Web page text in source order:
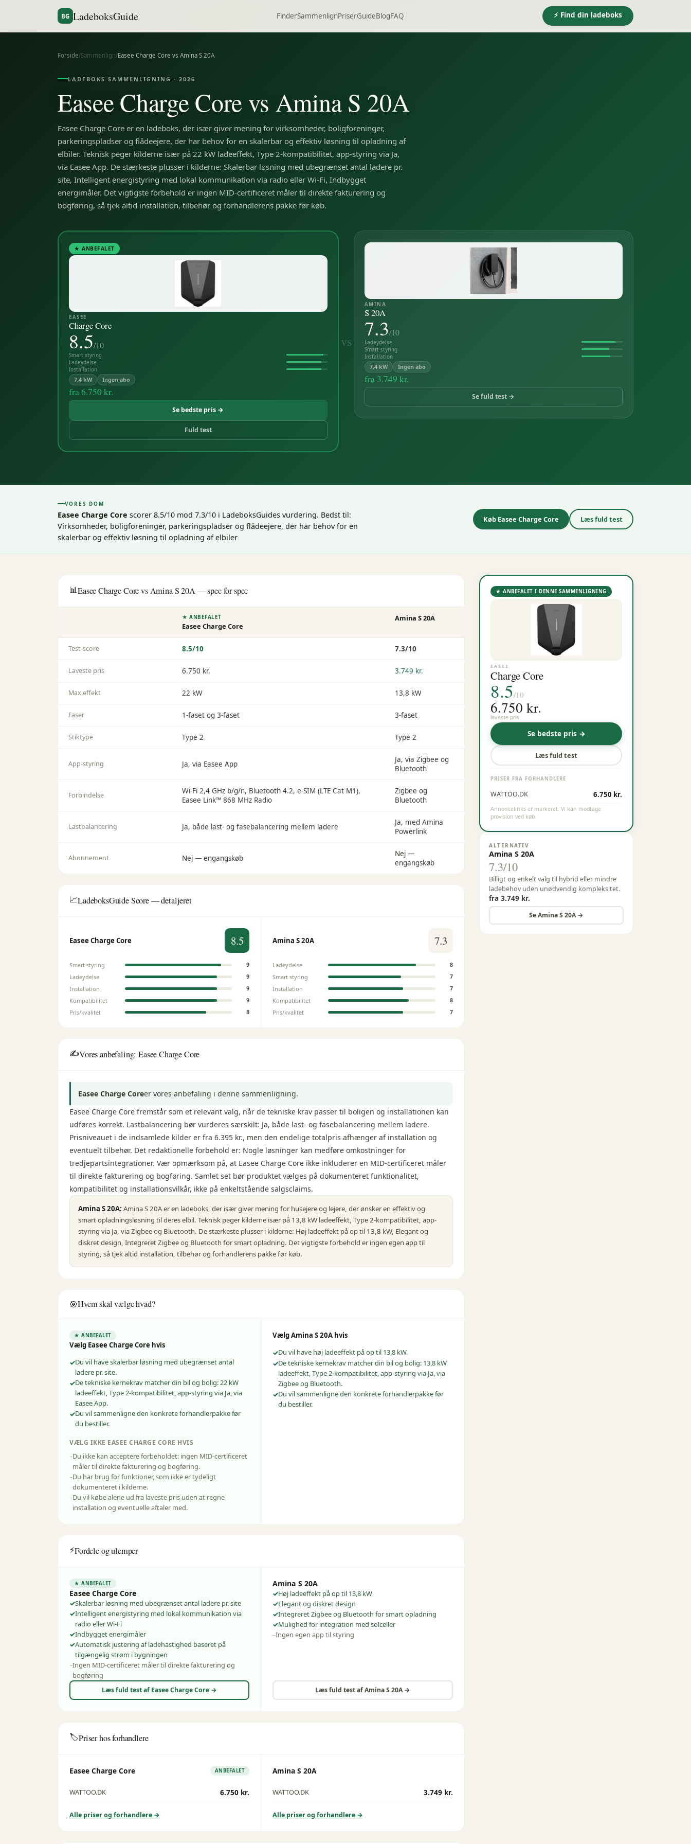
BG LadeboksGuide FinderSammenlignPriserGuideBlogFAQ ⚡ Find din ladeboks
Forside/Sammenlign/Easee Charge Core vs Amina S 20A
LADEBOKS SAMMENLIGNING · 2026
Easee Charge Corevs Amina S 20A
Easee Charge Core er en ladeboks, der især giver mening for virksomheder, boligforeninger,
parkeringspladser og flådeejere, der har behov for en skalerbar og effektiv løsning til opladning af
elbiler. Teknisk peger kilderne især på 22 kW ladeeffekt, Type 2-kompatibilitet, app-styring via Ja,
via Easee App. De stærkeste plusser i kilderne: Skalerbar løsning med ubegrænset antal ladere pr.
site, Intelligent energistyring med lokal kommunikation via radio eller Wi-Fi, Indbygget
energimåler. Det vigtigste forbehold er ingen MID-certificeret måler til direkte fakturering og
bogføring, så tjek altid installation, tilbehør og forhandlerens pakke før køb.
★ ANBEFALET
EASEE
Charge Core
8.5/10
Smart styring
Ladeydelse
Installation
7,4 kW
Ingen abo
fra 6.750 kr.
Se bedste pris →
Fuld test
vs
AMINA
S 20A
7.3/10
Ladeydelse
Smart styring
Installation
7,4 kW
Ingen abo
fra 3.749 kr.
Se fuld test →
VORES DOM
Easee Charge Core scorer 8.5/10 mod 7.3/10 i LadeboksGuides vurdering. Bedst til:
Virksomheder, boligforeninger, parkeringspladser og flådeejere, der har behov for en
skalerbar og effektiv løsning til opladning af elbiler
Køb Easee Charge Core Læs fuld test
📊Easee Charge CorevsAmina S 20A— spec for spec
★ ANBEFALET
Easee Charge Core
Amina S 20A
Test-score 8.5/10 7.3/10
Laveste pris 6.750 kr. 3.749 kr.
Max effekt 22 kW 13,8 kW
Faser 1-faset og 3-faset 3-faset
Stiktype Type 2 Type 2
App-styring Ja, via Easee App
Ja, via Zigbee og
Bluetooth
Forbindelse
Wi-Fi 2,4 GHz b/g/n, Bluetooth 4.2, e-SIM (LTE Cat M1),
Easee Link™ 868 MHz Radio
Zigbee og
Bluetooth
Lastbalancering Ja, både last- og fasebalancering mellem ladere
Ja, med Amina
Powerlink
Abonnement Nej — engangskøb
Nej —
engangskøb
📈LadeboksGuide Score — detaljeret
Easee Charge Core 8.5
Smart styring 9
Ladeydelse 9
Installation 9
Kompatibilitet 9
Pris/kvalitet 8
Amina S 20A 7.3
Ladeydelse 8
Smart styring 7
Installation 7
Kompatibilitet 8
Pris/kvalitet 7
✍️Vores anbefaling: Easee Charge Core
Easee Charge Coreer vores anbefaling i denne sammenligning.
Easee Charge Core fremstår som et relevant valg, når de tekniske krav passer til boligen og installationen kan
udføres korrekt. Lastbalancering bør vurderes særskilt: Ja, både last- og fasebalancering mellem ladere.
Prisniveauet i de indsamlede kilder er fra 6.395 kr., men den endelige totalpris afhænger af installation og
eventuelt tilbehør. Det redaktionelle forbehold er: Nogle løsninger kan medføre omkostninger for
tredjepartsintegrationer. Vær opmærksom på, at Easee Charge Core ikke inkluderer en MID-certificeret måler
til direkte fakturering og bogføring. Samlet set bør produktet vælges på dokumenteret funktionalitet,
kompatibilitet og installationsvilkår, ikke på enkeltstående salgsclaims.
Amina S 20A: Amina S 20A er en ladeboks, der især giver mening for husejere og lejere, der ønsker en effektiv og
smart opladningsløsning til deres elbil. Teknisk peger kilderne især på 13,8 kW ladeeffekt, Type 2-kompatibilitet, app-
styring via Ja, via Zigbee og Bluetooth. De stærkeste plusser i kilderne: Høj ladeeffekt på op til 13,8 kW, Elegant og
diskret design, Integreret Zigbee og Bluetooth for smart opladning. Det vigtigste forbehold er ingen egen app til
styring, så tjek altid installation, tilbehør og forhandlerens pakke før køb.
🎯Hvem skal vælge hvad?
★ ANBEFALET
Vælg Easee Charge Core hvis
Du vil have skalerbar løsning med ubegrænset antal
ladere pr. site.
De tekniske kernekrav matcher din bil og bolig: 22 kW
ladeeffekt, Type 2-kompatibilitet, app-styring via Ja, via
Easee App.
Du vil sammenligne den konkrete forhandlerpakke før
du bestiller.
VÆLG IKKE EASEE CHARGE CORE HVIS
Du ikke kan acceptere forbeholdet: ingen MID-certificeret
måler til direkte fakturering og bogføring.
Du har brug for funktioner, som ikke er tydeligt
dokumenteret i kilderne.
Du vil købe alene ud fra laveste pris uden at regne
installation og eventuelle aftaler med.
VælgAmina S 20A hvis
Du vil have høj ladeeffekt på op til 13,8 kW.
De tekniske kernekrav matcher din bil og bolig: 13,8 kW
ladeeffekt, Type 2-kompatibilitet, app-styring via Ja, via
Zigbee og Bluetooth.
Du vil sammenligne den konkrete forhandlerpakke før
du bestiller.
⚡Fordele og ulemper
★ ANBEFALET
Easee Charge Core
Skalerbar løsning med ubegrænset antal ladere pr. site
Intelligent energistyring med lokal kommunikation via
radio eller Wi-Fi
Indbygget energimåler
Automatisk justering af ladehastighed baseret på
tilgængelig strøm i bygningen
Ingen MID-certificeret måler til direkte fakturering og
bogføring
Læs fuld test afEasee Charge Core →
Amina S 20A
Høj ladeeffekt på op til 13,8 kW
Elegant og diskret design
Integreret Zigbee og Bluetooth for smart opladning
Mulighed for integration med solceller
Ingen egen app til styring
Læs fuld test afAmina S 20A→
🏷️Priser hos forhandlere
Easee Charge Core ANBEFALET
WATTOO.DK 6.750 kr.
Alle priser og forhandlere →
Amina S 20A
WATTOO.DK 3.749 kr.
Alle priser og forhandlere →
★ ANBEFALET I DENNE SAMMENLIGNING
EASEE
Charge Core
8.5/10
6.750 kr.
laveste pris
Se bedste pris →
Læs fuld test
PRISER FRA FORHANDLERE
WATTOO.DK 6.750 kr.
Annoncelinks er markeret. Vi kan modtage
provision ved køb.
ALTERNATIV
Amina S 20A
7.3/10
Billigt og enkelt valg til hybrid eller mindre
ladebehov uden unødvendig kompleksitet.
fra 3.749 kr.
SeAminaS 20A→